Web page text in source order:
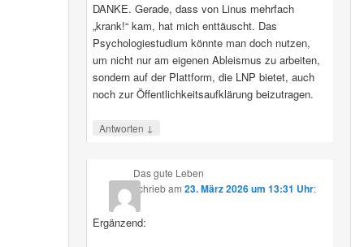
DANKE. Gerade, dass von Linus mehrfach
„krank!“ kam, hat mich enttäuscht. Das
Psychologiestudium könnte man doch nutzen,
um nicht nur am eigenen Ableismus zu arbeiten,
sondern auf der Plattform, die LNP bietet, auch
noch zur Öffentlichkeitsaufklärung beizutragen.
Antworten ↓
Das gute Leben
schriebam 23. März 2026 um 13:31 Uhr:
Ergänzend: